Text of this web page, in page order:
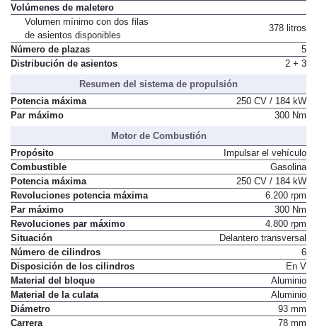
Volúmenes de maletero
Volumen mínimo con dos filas
de asientos disponibles
378 litros
Número de plazas
5
Distribución de asientos
2 + 3
Resumen del sistema de propulsión
Potencia máxima
250 CV / 184 kW
Par máximo
300 Nm
Motor de Combustión
Propósito
Impulsar el vehículo
Combustible
Gasolina
Potencia máxima
250 CV / 184 kW
Revoluciones potencia máxima
6.200 rpm
Par máximo
300 Nm
Revoluciones par máximo
4.800 rpm
Situación
Delantero transversal
Número de cilindros
6
Disposición de los cilindros
En V
Material del bloque
Aluminio
Material de la culata
Aluminio
Diámetro
93 mm
Carrera
78 mm